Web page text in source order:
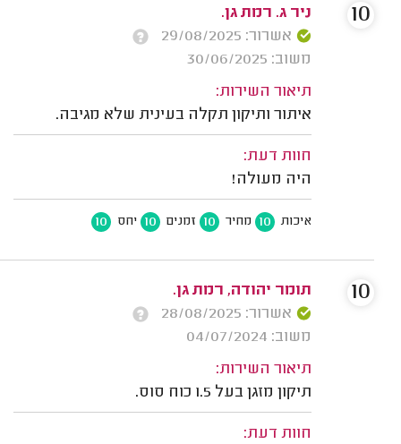
ניר ג. רמת גן.
אשרור: 29/08/2025
משוב: 30/06/2025
תיאור השירות:
איתור ותיקון תקלה בעינית שלא מגיבה.
חוות דעת:
היה מעולה!
איכות 10 מחיר 10 זמנים 10 יחס 10
10
תומר יהודה, רמת גן.
אשרור: 28/08/2025
משוב: 04/07/2024
תיאור השירות:
תיקון מזגן בעל 1.5 כוח סוס.
חוות דעת:
10